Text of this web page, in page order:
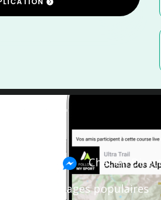
Puy de Dôme
les
Chat en
Pages populaires